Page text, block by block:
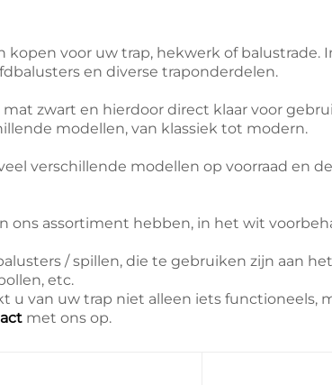
kopen voor uw trap, hekwerk of
en diverse traponderdelen.
zwart en hierdoor direct klaar voor
modellen, van klassiek tot modern.
verschillende modellen op voorraad en
ons assortiment hebben, in het wit
/ spillen, die te gebruiken zijn aan
etc.
u van uw trap niet alleen iets functioneels,
met ons op.